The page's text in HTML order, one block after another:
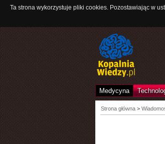
Ta strona wykorzystuje pliki cookies. Pozostawiając w
Medycyna
Strona główna>